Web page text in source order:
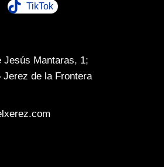
TikTok
Jesús Mantaras, 1;
Jerez de la Frontera